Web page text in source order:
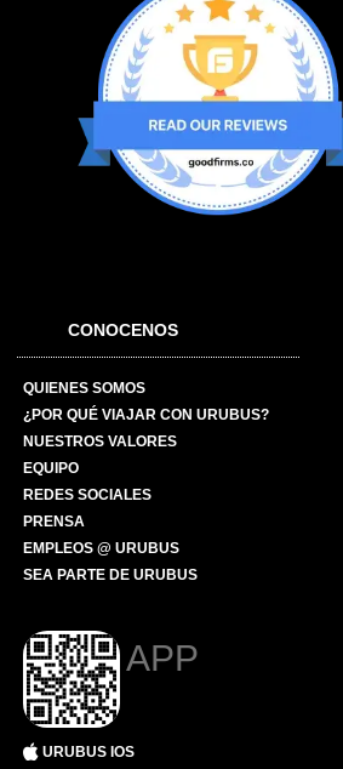
CONOCENOS
QUIENES SOMOS
¿POR QUÉ VIAJAR CON URUBUS?
NUESTROS VALORES
EQUIPO
REDES SOCIALES
PRENSA
EMPLEOS @ URUBUS
SEA PARTE DE URUBUS
APP
URUBUS IOS